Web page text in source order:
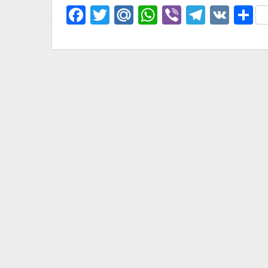
Facebook
TwitterMail.Ru
WhatsApp
Viber VK